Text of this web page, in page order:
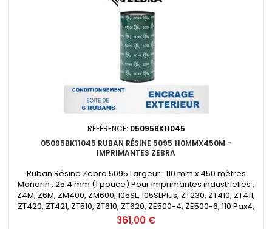
RÉFÉRENCE: 05095BK11045
05095BK11045 RUBAN RÉSINE 5095 110MMX450M -
IMPRIMANTES ZEBRA
Ruban Résine Zebra 5095 Largeur : 110 mm x 450 mètres
Mandrin : 25.4 mm (1 pouce) Pour imprimantes industrielles :
Z4M, Z6M, ZM400, ZM600, 105SL, 105SLPlus, ZT230, ZT410, ZT411,
ZT420, ZT421, ZT510, ZT610, ZT620, ZE500-4, ZE500-6, 110 Pax4,
170 Pax4, 110Xi4, 140Xi4, 170Xi4, 220Xi4 etc... Encrage : Extérieur
Prix
361,00 €